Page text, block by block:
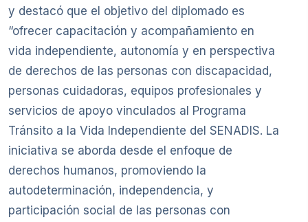
y destacó que el objetivo del diplomado es
“ofrecer capacitación y acompañamiento en
vida independiente, autonomía y en perspectiva
de derechos de las personas con discapacidad,
personas cuidadoras, equipos profesionales y
servicios de apoyo vinculados al Programa
Tránsito a la Vida Independiente del SENADIS. La
iniciativa se aborda desde el enfoque de
derechos humanos, promoviendo la
autodeterminación, independencia, y
participación social de las personas con